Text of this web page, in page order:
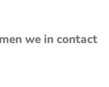
we in contact